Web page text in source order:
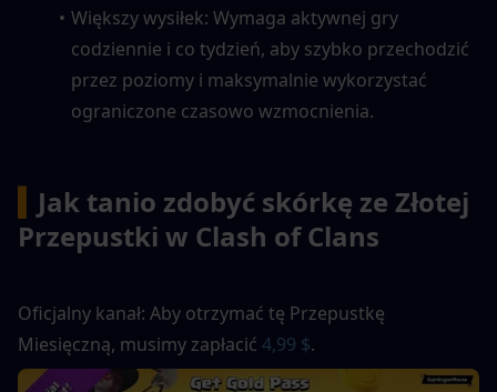
Większy wysiłek: Wymaga aktywnej gry
codziennie i co tydzień, aby szybko przechodzić
przez poziomy i maksymalnie wykorzystać
ograniczone czasowo wzmocnienia.
Jak tanio zdobyć skórkę ze Złotej
Przepustki w Clash of Clans
Oficjalny kanał: Aby otrzymać tę Przepustkę
Miesięczną, musimy zapłacić 4,99 $.